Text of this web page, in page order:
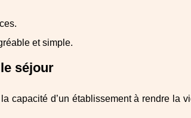
et simple.
séjour
capacité d’un établissement à rendre la